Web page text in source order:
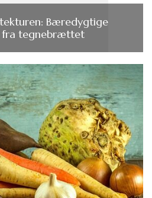
Bæredygtige
fra tegnebrættet